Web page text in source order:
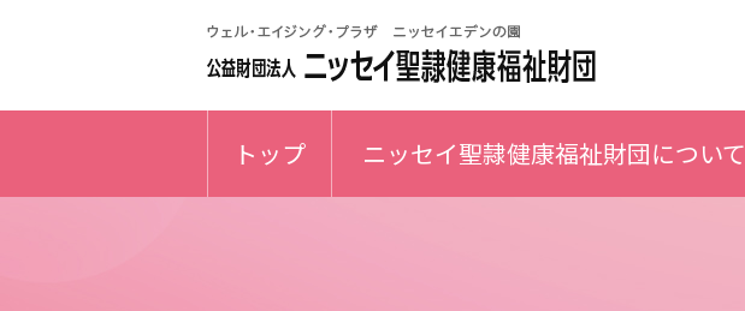
トップ ニッセイ聖隷健康福祉財団について